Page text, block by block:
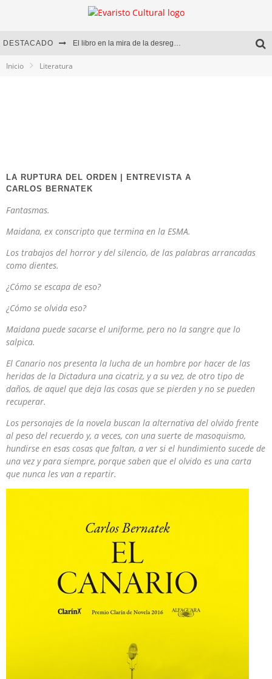
DESTACADO El libro en la mira de la desregulación
Inicio Literatura
LA RUPTURA DEL ORDEN | ENTREVISTA A
CARLOS BERNATEK
Fantasmas.
Maidana, ex conscripto que termina en la ESMA.
Los trabajos del horror y del silencio, de las palabras arrancadas
como dientes.
¿Cómo se escapa de eso?
¿Cómo se olvida eso?
Maidana puede sacarse el uniforme, pero no la sangre que lo
salpica.
El Canario nos presenta la lucha de un hombre por hacer de las
heridas de la Dictadura una cicatriz, y a su vez, de otro tipo de
daños, de aquel que deja las cosas que se pierden y no se pueden
recuperar.
Los personajes de la novela buscan la alternativa del olvido frente
al peso del recuerdo y, a veces, con una suerte de masoquismo,
hundirse en esas cosas que faltan, a ver si el hundimiento sucede de
una vez y para siempre, porque saben que el olvido es una carta
que nunca les van a repartir.